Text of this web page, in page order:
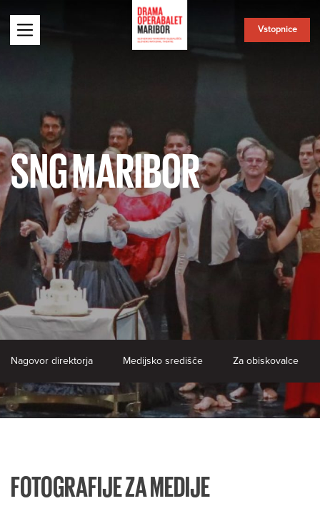
Vstopnice
SNG MARIBOR
Nagovor direktorja Medijsko središče Za obiskovalce
FOTOGRAFIJE ZA MEDIJE